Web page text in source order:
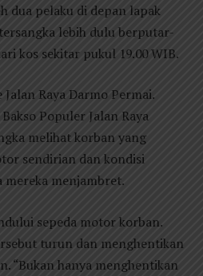
dua pelaku di depan lapak
lebih dulu berputar-
kos sekitar pukul 19.00 WIB.
Raya Darmo Permai.
Populer Jalan Raya
melihat korban yang
sendirian dan kondisi
mereka menjambret.
sepeda motor korban.
turun dan menghentikan
“Bukan hanya menghentikan